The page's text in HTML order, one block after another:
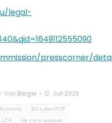
legal-
presscorner/
Von Berger
12. Juli 2023
EU Label PCF
LCA life cycle analysis